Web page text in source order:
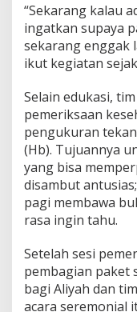
“Sekarang kalau
ingatkan supaya
sekarang enggak
ikut kegiatan
Selain edukasi,
pemeriksaan
pengukuran
(Hb). Tujuannya
yang bisa
disambut
pagi membawa
rasa ingin tahu.
Setelah sesi
pembagian paket
bagi Aliyah dan
acara seremonial